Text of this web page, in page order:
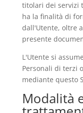
titolari dei servizi
ha la finalità di
dall'Utente, oltre
presente
L'Utente si
Personali di terzi
mediante questo
Modalità